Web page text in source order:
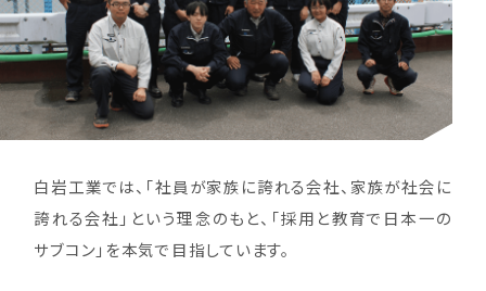
白岩工業では、「社員が家族に誇れる会社、家族が社会に
誇れる会社」という理念のもと、「採用と教育で日本一の
サブコン」を本気で目指しています。